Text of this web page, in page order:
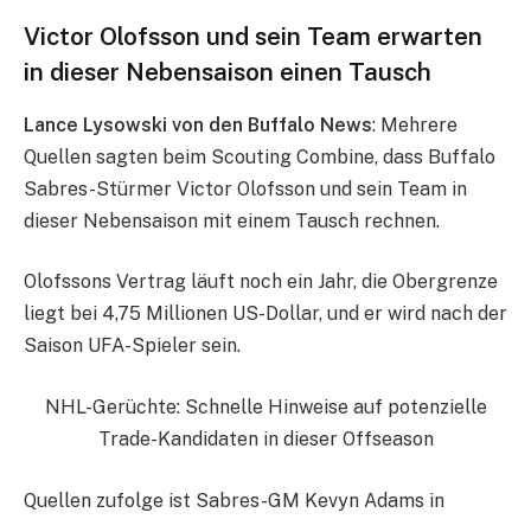
Victor Olofsson und sein Team erwarten
in dieser Nebensaison einen Tausch
Lance Lysowski von den Buffalo News: Mehrere
Quellen sagten beim Scouting Combine, dass Buffalo
Sabres-Stürmer Victor Olofsson und sein Team in
dieser Nebensaison mit einem Tausch rechnen.
Olofssons Vertrag läuft noch ein Jahr, die Obergrenze
liegt bei 4,75 Millionen US-Dollar, und er wird nach der
Saison UFA-Spieler sein.
NHL-Gerüchte: Schnelle Hinweise auf potenzielle
Trade-Kandidaten in dieser Offseason
Quellen zufolge ist Sabres-GM Kevyn Adams in